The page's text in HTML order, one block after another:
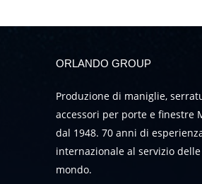
ORLANDO GROUP
Produzione di maniglie,
accessori per porte e finestre
dal 1948. 70 anni di
internazionale al servizio
mondo.